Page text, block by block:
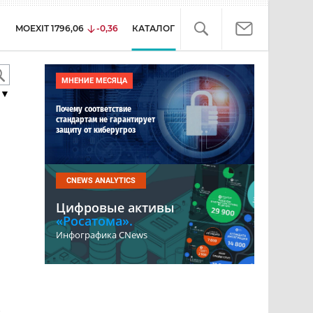
MOEXIT 1796,06 -0,36 КАТАЛОГ
МНЕНИЕ МЕСЯЦА
Почему соответствие
стандартам не гарантирует
защиту от киберугроз
CNEWS ANALYTICS
Цифровые активы
«Росатома».
Инфографика CNews